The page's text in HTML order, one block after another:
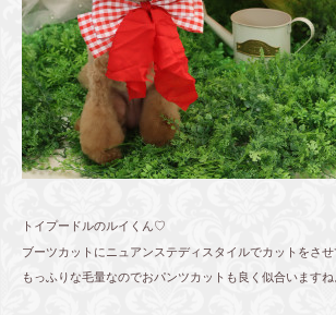
トイプードルのルイくん♡
ブーツカットにニュアンステディスタイルでカットをさせ
もっふりな毛量なのでおパンツカットも良く似合いますね